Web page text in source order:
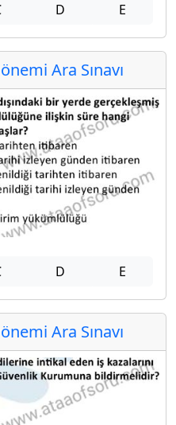
D E
Ara Sınavı
D E
Ara Sınavı